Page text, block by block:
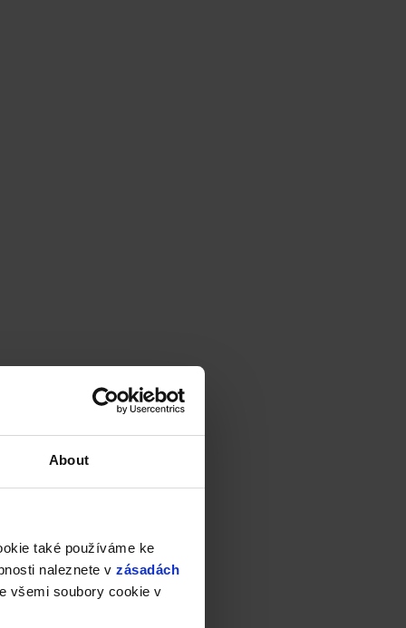
About
také používáme ke
naleznete v zásadách
všemi soubory cookie v